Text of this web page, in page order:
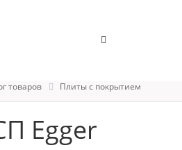
товаров
Плиты с покрытием
Egger